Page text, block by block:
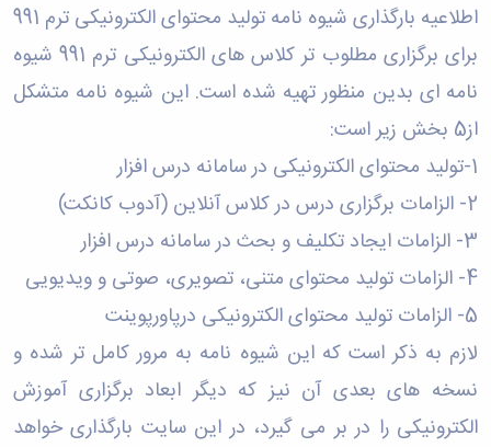
اطلاعیه بارگذاری شیوه نامه تولید محتوای الکترونیکی ترم 991
برای برگزاری مطلوب تر کلاس های الکترونیکی ترم 991 شیوه
نامه ای بدین منظور تهیه شده است. این شیوه نامه متشکل
از5 بخش زیر است:
1-تولید محتوای الکترونیکی در سامانه درس افزار
2- الزامات برگزاری درس در کلاس آنلاین (آدوب کانکت)
3- الزامات ایجاد تکلیف و بحث در سامانه درس افزار
4- الزامات تولید محتوای متنی، تصویری، صوتی و ویدیویی
5- الزامات تولید محتوای الکترونیکی درپاورپوینت
لازم به ذکر است که این شیوه نامه به مرور کامل تر شده و
نسخه های بعدی آن نیز که دیگر ابعاد برگزاری آموزش
الکترونیکی را در بر می گیرد، در این سایت بارگذاری خواهد